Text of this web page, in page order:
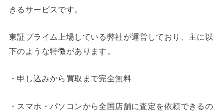
きるサービスです。
東証プライム上場している弊社が運営しており、主に以
下のような特徴があります。
・申し込みから買取まで完全無料
・スマホ・パソコンから全国店舗に査定を依頼できるの